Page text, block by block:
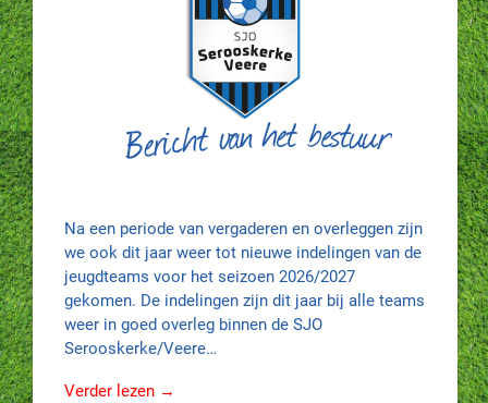
Na een periode van vergaderen en overleggen zijn
we ook dit jaar weer tot nieuwe indelingen van de
jeugdteams voor het seizoen 2026/2027
gekomen. De indelingen zijn dit jaar bij alle teams
weer in goed overleg binnen de SJO
Serooskerke/Veere…
Verder lezen →